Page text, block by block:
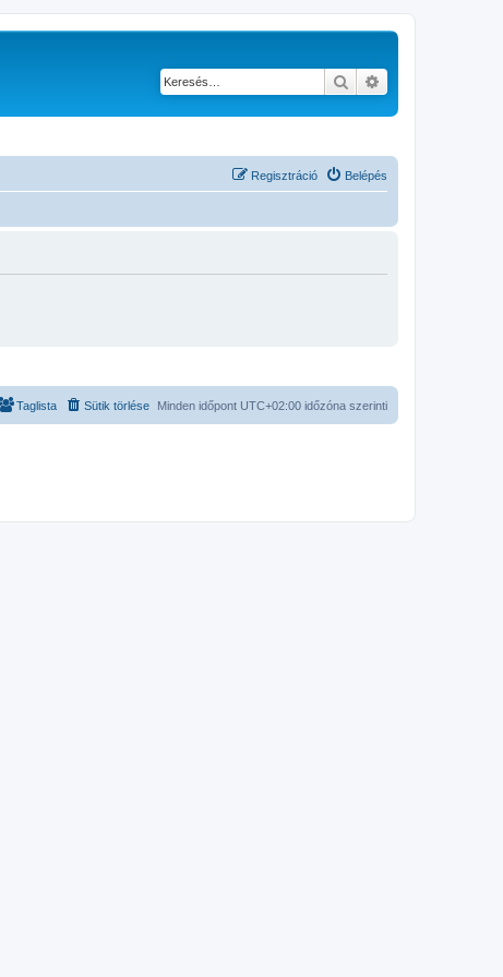
Keresés
Belépés
Regisztráció
Minden időpont UTC+02:00 időzóna szerinti
Sütik törlése
Taglista